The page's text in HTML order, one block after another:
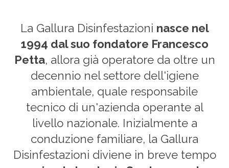
La Gallura Disinfestazioni nasce nel
1994 dal suo fondatore Francesco
Petta, allora già operatore da oltre un
decennio nel settore dell'igiene
ambientale, quale responsabile
tecnico di un'azienda operante al
livello nazionale. Inizialmente a
conduzione familiare, la Gallura
Disinfestazioni diviene in breve tempo